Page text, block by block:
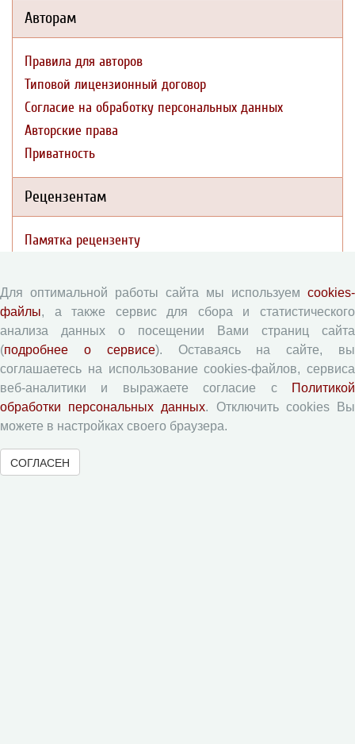
Авторам
Правила для авторов
Типовой лицензионный договор
Согласие на обработку персональных данных
Авторские права
Приватность
Рецензентам
Памятка рецензенту
Журналы ВолНЦ РАН
Экономические и социальные перемены
Проблемы развития территории
Вопросы территориального развития
Социальное пространство
Юный экономист
АгроЗооТехника
Для оптимальной работы сайта мы используем cookies-
файлы, а также сервис для сбора и статистического
анализа данных о посещении Вами страниц сайта
(подробнее о сервисе). Оставаясь на сайте, вы
соглашаетесь на использование cookies-файлов, сервиса
веб-аналитики и выражаете согласие с
Политикой
обработки персональных данных. Отключить cookies Вы
можете в настройках своего браузера.
СОГЛАСЕН